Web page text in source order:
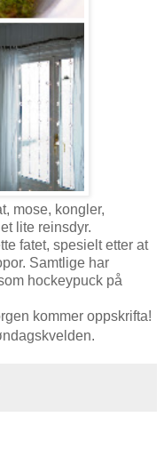
mose, kongler,
lite reinsdyr.
fatet, spesielt etter at
Samtlige har
hockeypuck på
kommer oppskrifta!